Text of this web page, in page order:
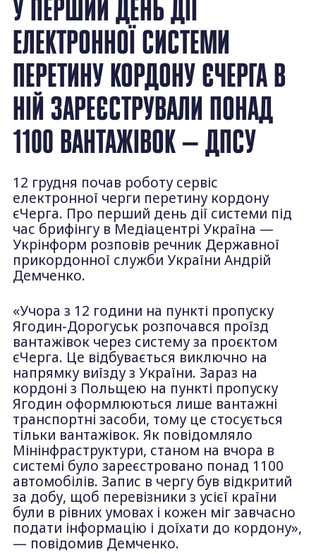
У ПЕРШИЙ ДЕНЬ ДІЇ
ЕЛЕКТРОННОЇ СИСТЕМИ
ПЕРЕТИНУ КОРДОНУ ЄЧЕРГА В
НІЙ ЗАРЕЄСТРУВАЛИ ПОНАД
1100 ВАНТАЖІВОК — ДПСУ
12 грудня почав роботу сервіс
електронної черги перетину кордону
єЧерга. Про перший день дії системи під
час брифінгу в Медіацентрі Україна —
Укрінформ розповів речник Державної
прикордонної служби України Андрій
Демченко.
«Учора з 12 години на пункті пропуску
Ягодин-Дорогуськ розпочався проїзд
вантажівок через систему за проєктом
єЧерга. Це відбувається виключно на
напрямку виїзду з України. Зараз на
кордоні з Польщею на пункті пропуску
Ягодин оформлюються лише вантажні
транспортні засоби, тому це стосується
тільки вантажівок. Як повідомляло
Мінінфраструктури, станом на вчора в
системі було зареєстровано понад 1100
автомобілів. Запис в чергу був відкритий
за добу, щоб перевізники з усієї країни
були в рівних умовах і кожен міг завчасно
подати інформацію і доїхати до кордону»,
— повідомив Демченко.